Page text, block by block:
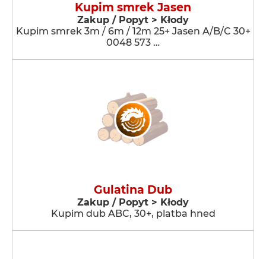
Kupim smrek Jasen
Zakup / Popyt > Kłody
Kupim smrek 3m / 6m / 12m 25+ Jasen A/B/C 30+
0048 573 …
Gulatina Dub
Zakup / Popyt > Kłody
Kupim dub ABC, 30+, platba hned